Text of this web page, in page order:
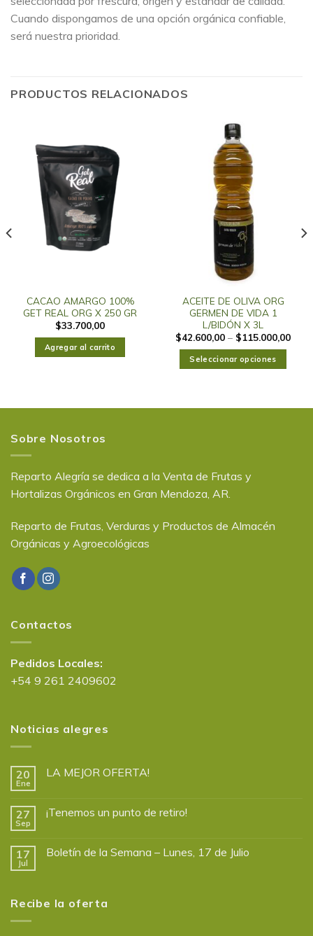
Cuando dispongamos de una opción orgánica confiable,
será nuestra prioridad.
PRODUCTOS RELACIONADOS
CACAO AMARGO 100%
GET REAL ORG X 250 GR
$33.700,00
Agregar al carrito
ACEITE DE OLIVA ORG
GERMEN DE VIDA 1
L/BIDÓN X 3L
$42.600,00 – $115.000,00
Seleccionar opciones
Sobre Nosotros
Reparto Alegría se dedica a la Venta de Frutas y
Hortalizas Orgánicos en Gran Mendoza, AR.
Reparto de Frutas, Verduras y Productos de Almacén
Orgánicas y Agroecológicas
Contactos
Pedidos Locales:
+54 9 261 2409602
Noticias alegres
20
Ene
LA MEJOR OFERTA!
27
Sep
¡Tenemos un punto de retiro!
17
Jul
Boletín de la Semana – Lunes, 17 de Julio
Recibe la oferta